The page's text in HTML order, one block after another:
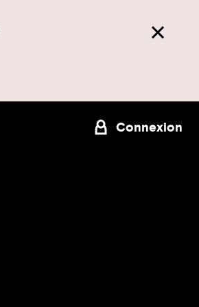
Connexion